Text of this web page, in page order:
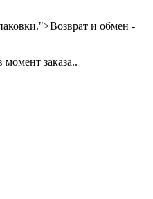
и обмен -
заказа..